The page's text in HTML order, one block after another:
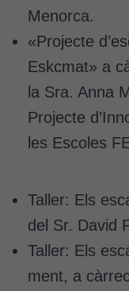
Menorca.
«Projecte
Eskcmat» a
la Sra. Anna
Projecte
les Escoles
Taller: Els
del Sr. David
Taller: Els
ment, a